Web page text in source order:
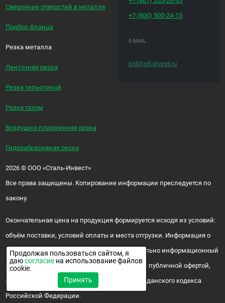
Сверление отверстий в металле
Подбор фланца
Резка металла
Ленточная резка
Резка гильотиной
Резка газом
Воздушно-плазменная резка
Гидроабразивная резка
+7 (800) 500-24-15
E-MAIL
krd@stl-invest.ru
2026 ©ООО «Сталь-Инвест»
Все права защищены. Копирование информации преследуется по
закону.
Окончательная цена на продукция формируется исходя из условий:
объём поставки, условий оплаты и места отгрузки. Информация о
цене и наличии продукции носит исключительно информационный
характер и ни при каких условиях не является публичной офертой,
определяемой положениями ч. 2 ст. 437 Гражданского кодекса
Российской Федерации.
Продолжая пользоваться сайтом, я
даюсогласие на использование файлов
cookie.
Принять